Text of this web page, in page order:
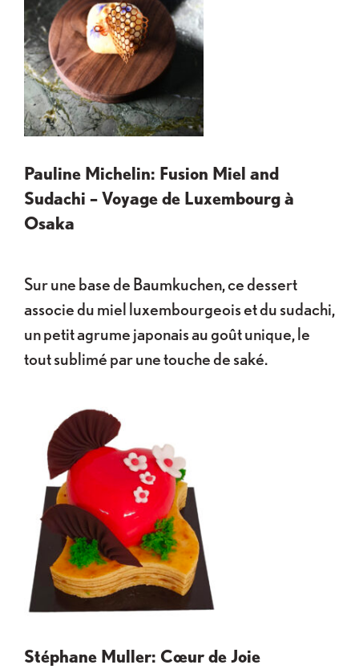
Pauline Michelin: Fusion Miel and
Sudachi – Voyage de Luxembourg à
Osaka
Sur une base de Baumkuchen, ce dessert
associe du miel luxembourgeois et du sudachi,
un petit agrume japonais au goût unique, le
tout sublimé par une touche de saké.
Stéphane Muller: Cœur de Joie